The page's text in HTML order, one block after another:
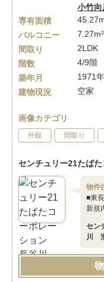
小竹向
専有面積
バルコニー
7.27m²
間取り
2LDK
階数
4/9階
築年月
1971
建物現況
空家
画像カテゴリ
外観 間取り
センチュリー21たば
物件
■東
新規
セン
川